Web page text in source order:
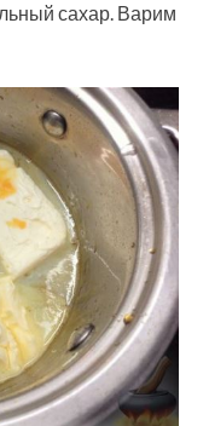
сахар. Варим